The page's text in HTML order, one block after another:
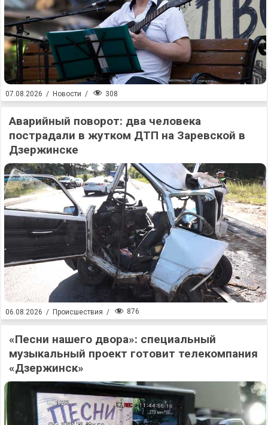
07.08.2026 / Новости / 308
Аварийный поворот: два человека
пострадали в жутком ДТП на Заревской в
Дзержинске
06.08.2026 / Происшествия / 876
«Песни нашего двора»: специальный
музыкальный проект готовит телекомпания
«Дзержинск»